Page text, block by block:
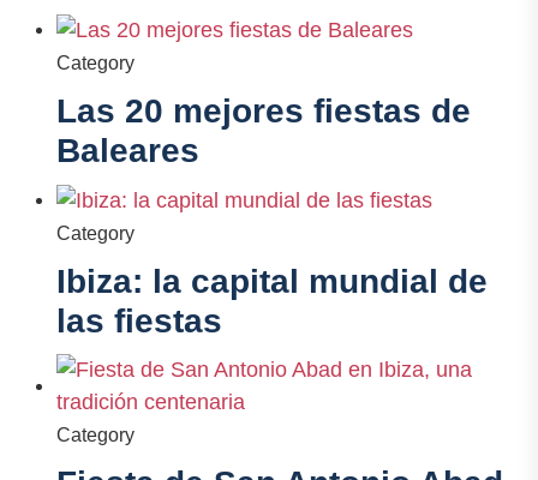
Category
Las 20 mejores fiestas de
Baleares
Category
Ibiza: la capital mundial de
las fiestas
Category